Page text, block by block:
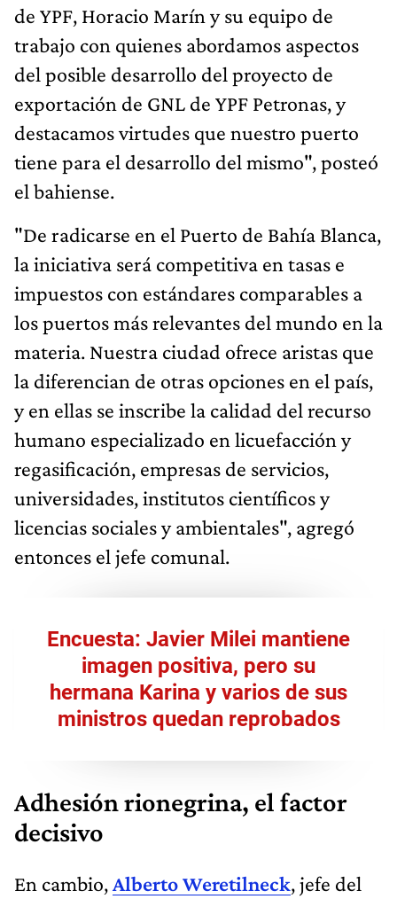
de YPF, Horacio Marín y su equipo de
trabajo con quienes abordamos aspectos
del posible desarrollo del proyecto de
exportación de GNL de YPF Petronas, y
destacamos virtudes que nuestro puerto
tiene para el desarrollo del mismo", posteó
el bahiense.
"De radicarse en el Puerto de Bahía Blanca,
la iniciativa será competitiva en tasas e
impuestos con estándares comparables a
los puertos más relevantes del mundo en la
materia. Nuestra ciudad ofrece aristas que
la diferencian de otras opciones en el país,
y en ellas se inscribe la calidad del recurso
humano especializado en licuefacción y
regasificación, empresas de servicios,
universidades, institutos científicos y
licencias sociales y ambientales", agregó
entonces el jefe comunal.
Encuesta: Javier Milei mantiene
imagen positiva, pero su
hermana Karina y varios de sus
ministros quedan reprobados
Adhesión rionegrina, el factor
decisivo
En cambio,Alberto Weretilneck, jefe del